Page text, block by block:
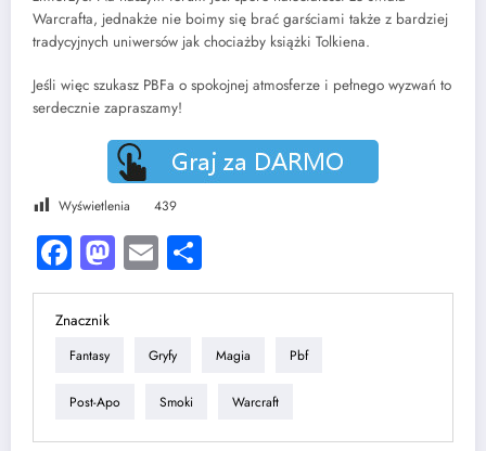
Warcrafta, jednakże nie boimy się brać garściami także z bardziej
tradycyjnych uniwersów jak chociażby książki Tolkiena.
Jeśli więc szukasz PBFa o spokojnej atmosferze i pełnego wyzwań to
serdecznie zapraszamy!
Wyświetlenia 439
Facebook
Mastodon
Email
Znacznik
Fantasy Gryfy Magia Pbf
Post-Apo Smoki Warcraft